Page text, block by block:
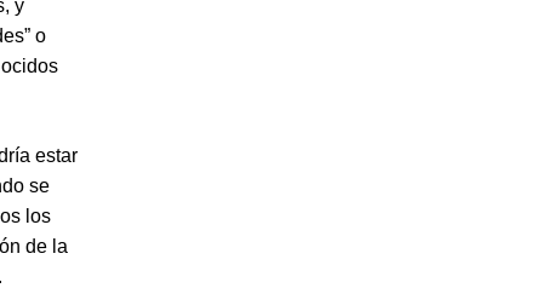
y
o
estar
se
los
de la